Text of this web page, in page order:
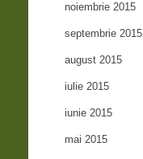
noiembrie 2015
septembrie 2015
august 2015
iulie 2015
iunie 2015
mai 2015